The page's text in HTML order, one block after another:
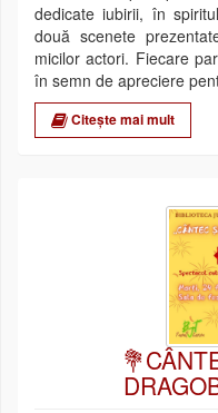
dedicate iubirii, în
două scenete
micilor actori. Fiecare
în semn de apreciere
Citește mai mult